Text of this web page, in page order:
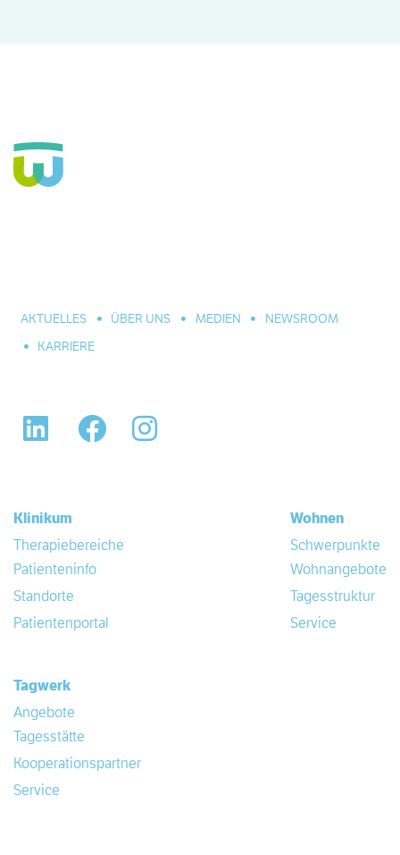
AKTUELLES ÜBER UNS MEDIEN
NEWSROOM
KARRIERE
LinkedIn Facebook
Klinikum
Therapiebereiche
Patienteninfo
Standorte
Patientenportal
Wohnen
Schwerpunkte
Wohnangebote
Tagesstruktur
Service
Tagwerk
Angebote
Tagesstätte
Kooperationspartner
Service